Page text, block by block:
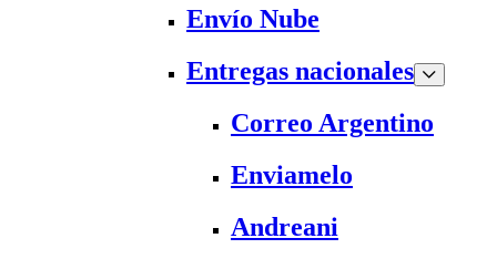
Envío Nube
Entregas nacionales
Correo Argentino
Enviamelo
Andreani